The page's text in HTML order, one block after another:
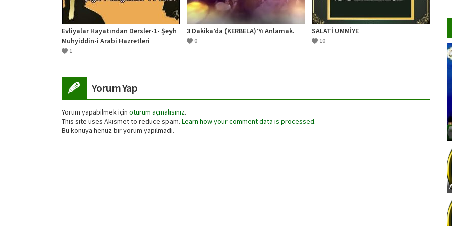
Evliyalar Hayatından Dersler-1- Şeyh
Muhyiddin-i Arabi Hazretleri
1
3 Dakika’da (KERBELA)’Yı Anlamak.
0
SALATİ UMMİYE
10
Yorum Yap
Yorum yapabilmek için oturum açmalısınız.
This site uses Akismet to reduce spam. Learn how your comment data is processed.
Bu konuya henüz bir yorum yapılmadı.